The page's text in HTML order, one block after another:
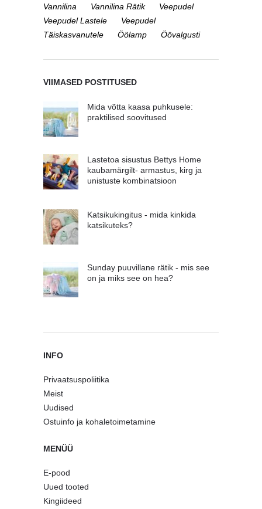
Vannilina
Vannilina Rätik
Veepudel
Veepudel Lastele
Veepudel
Täiskasvanutele
Öölamp Öövalgusti
VIIMASED POSTITUSED
Mida võtta kaasa puhkusele:
praktilised soovitused
Lastetoa sisustus Bettys Home
kaubamärgilt- armastus, kirg ja
unistuste kombinatsioon
Katsikukingitus - mida kinkida
katsikuteks?
Sunday puuvillane rätik - mis see
on ja miks see on hea?
INFO
Privaatsuspoliitika
Meist
Uudised
Ostuinfo ja kohaletoimetamine
MENÜÜ
E-pood
Uued tooted
Kingiideed